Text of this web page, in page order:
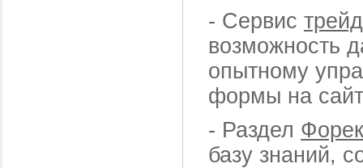
- Сервис
возможность
опытному
формы на
- Раздел
базу знаний,